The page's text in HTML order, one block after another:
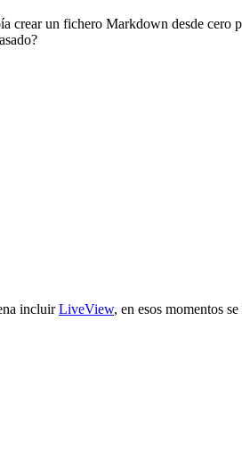
crear un fichero Markdown desde cero
incluirLiveView, en esos momentos